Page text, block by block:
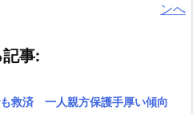
ンへ
事:
救済 一人親方保護手厚い傾向